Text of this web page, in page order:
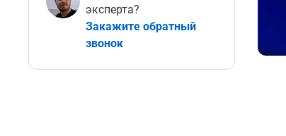
эксперта?
Закажите обратный
звонок